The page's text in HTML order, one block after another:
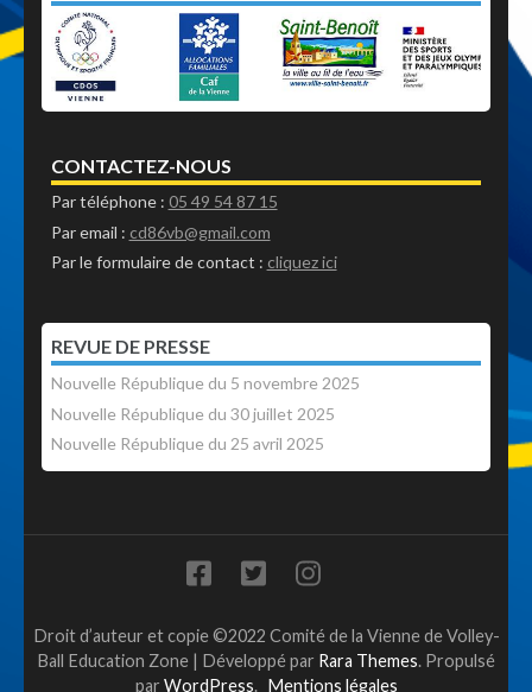
CONTACTEZ-NOUS
Par téléphone : 05 49 54 87 15
Par email : cd86vb@gmail.com
Par le formulaire de contact : cliquez ici
REVUE DE PRESSE
Nouvelle République du 5 novembre 2025
Nouvelle République du 30 juillet 2025
Nouvelle République du 25 avril 2025
Droit d’auteur et copie ©2022 Comité de la Vienne de Volley-
Ball Education Zone | Développé par Rara Themes. Propulsé
par WordPress. Mentions légales